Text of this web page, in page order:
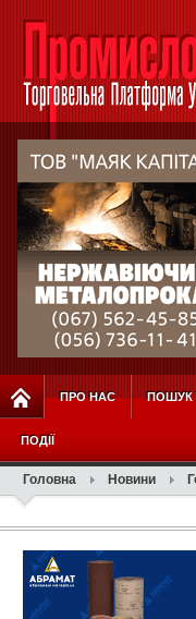
ПРО НАС ПОШУК
ПОДІЇ
Головна Новини